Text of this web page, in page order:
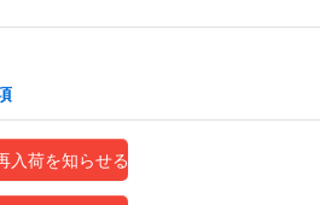
入荷を知らせる